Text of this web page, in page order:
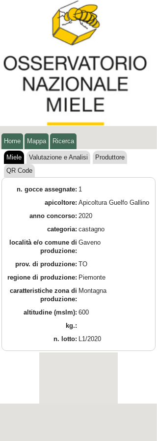
Home Mappa Ricerca
Miele Valutazione e Analisi
Produttore
QR Code
n. gocce assegnate: 1
apicoltore: Apicoltura Guelfo Gallino
anno concorso: 2020
categoria: castagno
località e/o comune di
produzione:
Gaveno
prov. di produzione: TO
regione di produzione: Piemonte
caratteristiche zona di
produzione:
Montagna
altitudine (mslm): 600
kg.:
n. lotto:
L1/2020